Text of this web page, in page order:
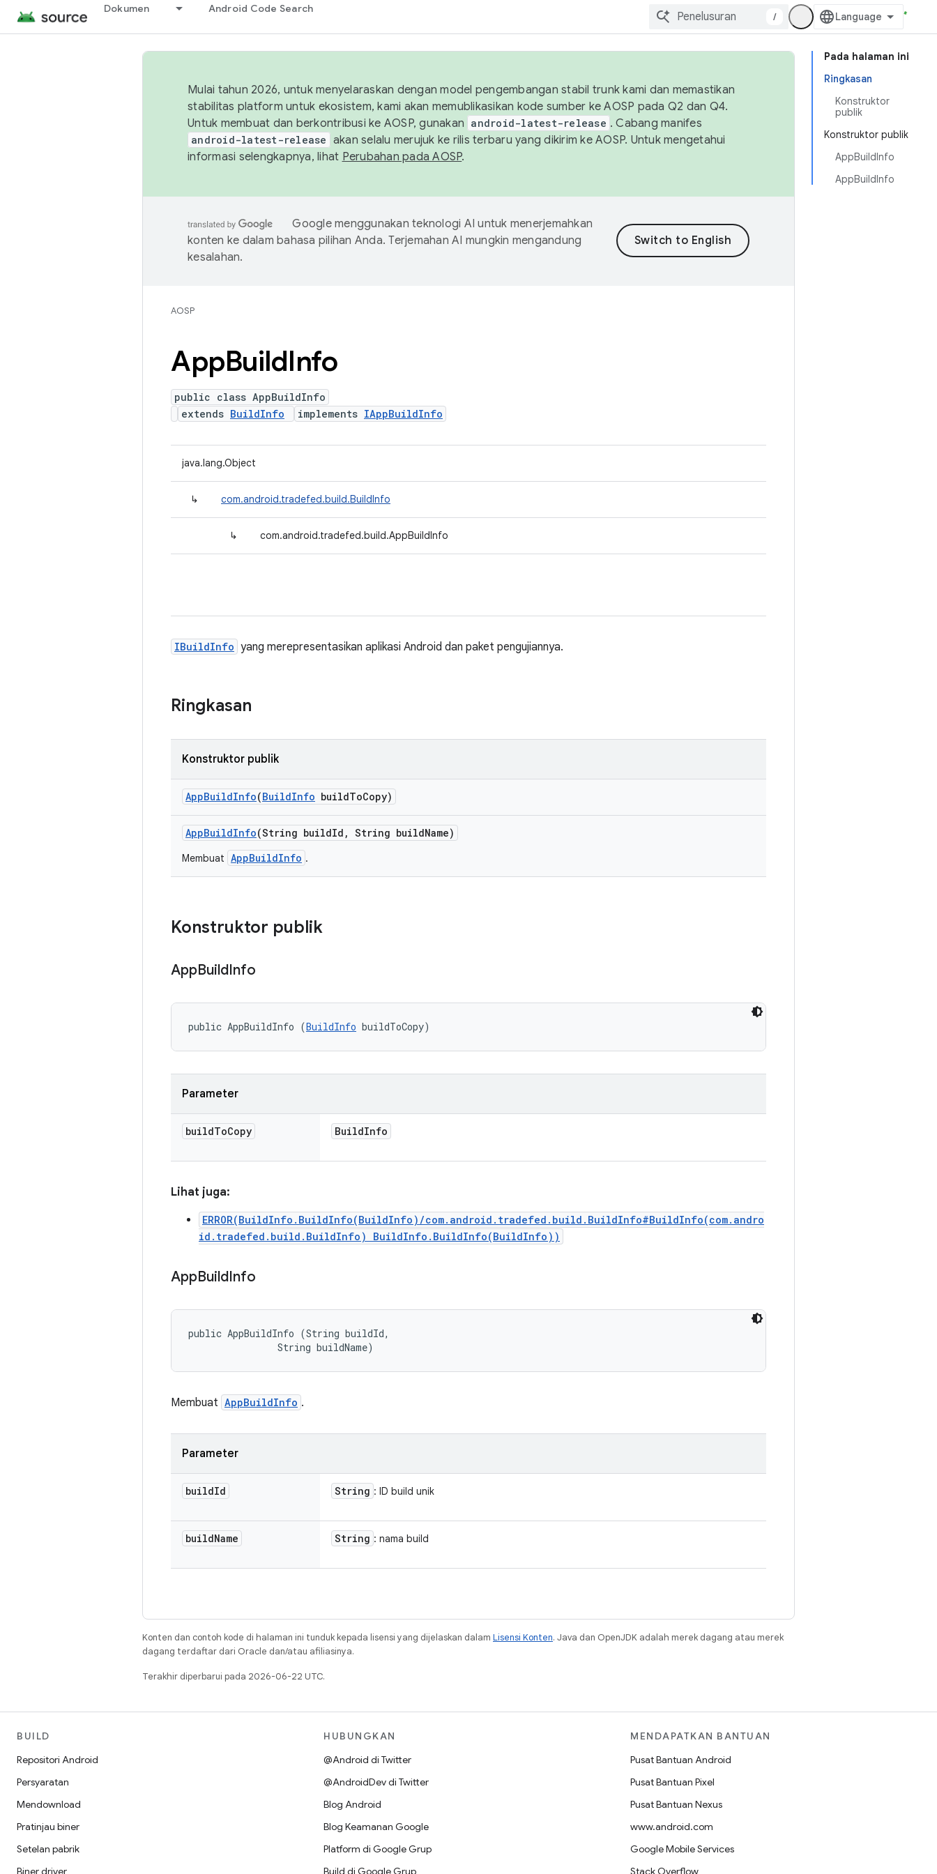
Dokumen Android Code Search
/
Pada halaman ini
Ringkasan
Konstruktor
publik
Konstruktor publik
AppBuildInfo
AppBuildInfo
Mulai tahun 2026, untuk menyelaraskan dengan model pengembangan stabil trunk kami dan memastikan
stabilitas platform untuk ekosistem, kami akan memublikasikan kode sumber ke AOSP pada Q2 dan Q4.
Untuk membuat dan berkontribusi ke AOSP, gunakan android-latest-release . Cabang manifes
android-latest-release akan selalu merujuk ke rilis terbaru yang dikirim ke AOSP. Untuk mengetahui
informasi selengkapnya, lihat Perubahan pada AOSP.
Google menggunakan teknologi AI untuk menerjemahkan
konten ke dalam bahasa pilihan Anda. Terjemahan AI mungkin mengandung
kesalahan.
AOSP
AppBuildInfo
public class AppBuildInfo
extends BuildInfo implements IAppBuildInfo
java.lang.Object
↳ com.android.tradefed.build.BuildInfo
↳ com.android.tradefed.build.AppBuildInfo
IBuildInfo yang merepresentasikan aplikasi Android dan paket pengujiannya.
Ringkasan
Konstruktor publik
AppBuildInfo(BuildInfo buildToCopy)
AppBuildInfo(String buildId , String buildName)
Membuat AppBuildInfo .
Konstruktor publik
AppBuildInfo
public AppBuildInfo (BuildInfo buildToCopy)
Parameter
buildToCopy BuildInfo
Lihat juga:
ERROR(BuildInfo.BuildInfo(BuildInfo)/com.android.tradefed.build.BuildInfo#BuildInfo(com.andro
id.tradefed.build.BuildInfo) BuildInfo.BuildInfo(BuildInfo))
AppBuildInfo
public AppBuildInfo (String buildId,
                String buildName)
Membuat AppBuildInfo .
Parameter
buildId String : ID build unik
buildName String : nama build
Konten dan contoh kode di halaman ini tunduk kepada lisensi yang dijelaskan dalam Lisensi Konten. Java dan OpenJDK adalah merek dagang atau merek
dagang terdaftar dari Oracle dan/atau afiliasinya.
Terakhir diperbarui pada 2026-06-22 UTC.
BUILD
Repositori Android
Persyaratan
Mendownload
Pratinjau biner
Setelan pabrik
Biner driver
HUBUNGKAN
@Android di Twitter
@AndroidDev di Twitter
Blog Android
Blog Keamanan Google
Platform di Google Grup
Build di Google Grup
MENDAPATKAN BANTUAN
Pusat Bantuan Android
Pusat Bantuan Pixel
Pusat Bantuan Nexus
www.android.com
Google Mobile Services
Stack Overflow